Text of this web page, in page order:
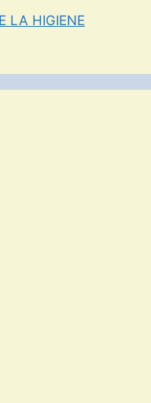
LA HIGIENE